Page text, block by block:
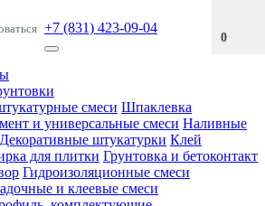
0
+7 (831) 423-09-04
смеси Шпаклевка
и универсальные смеси Наливные
Декоративные штукатурки Клей
для плитки Грунтовка и бетоконтакт
Гидроизоляционные смеси
и клеевые смеси